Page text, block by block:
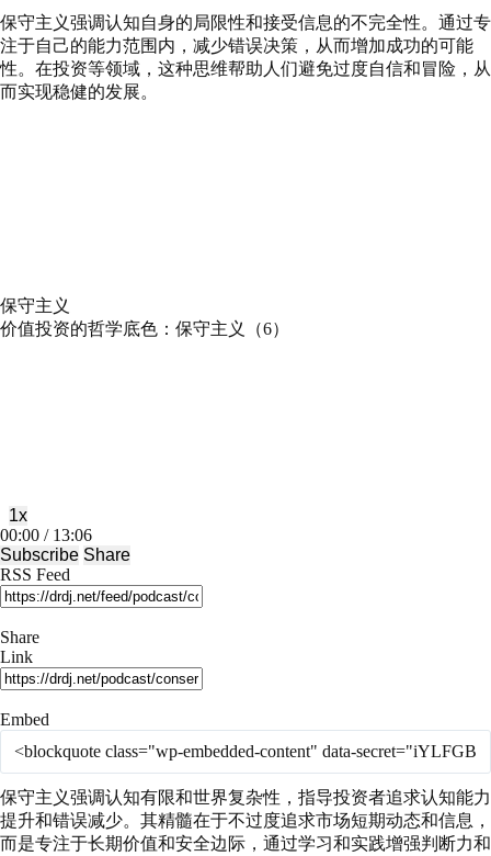
保守主义强调认知自身的局限性和接受信息的不完全性。通过专
注于自己的能力范围内，减少错误决策，从而增加成功的可能
性。在投资等领域，这种思维帮助人们避免过度自信和冒险，从
而实现稳健的发展。
保守主义
价值投资的哲学底色：保守主义（6）
Mute/Unmute
Episode
Rewind
10
Seconds
1x
Fast
Forward
30
seconds
00:00 / 13:06
Subscribe Share
RSS Feed
Share
Link
Embed
保守主义强调认知有限和世界复杂性，指导投资者追求认知能力
提升和错误减少。其精髓在于不过度追求市场短期动态和信息，
而是专注于长期价值和安全边际，通过学习和实践增强判断力和